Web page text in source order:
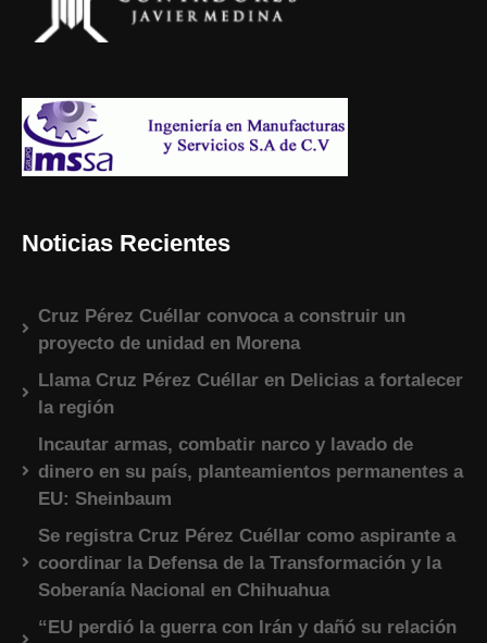
Noticias Recientes
Cruz Pérez Cuéllar convoca a construir un
proyecto de unidad en Morena
Llama Cruz Pérez Cuéllar en Delicias a fortalecer
la región
Incautar armas, combatir narco y lavado de
dinero en su país, planteamientos permanentes a
EU: Sheinbaum
Se registra Cruz Pérez Cuéllar como aspirante a
coordinar la Defensa de la Transformación y la
Soberanía Nacional en Chihuahua
“EU perdió la guerra con Irán y dañó su relación